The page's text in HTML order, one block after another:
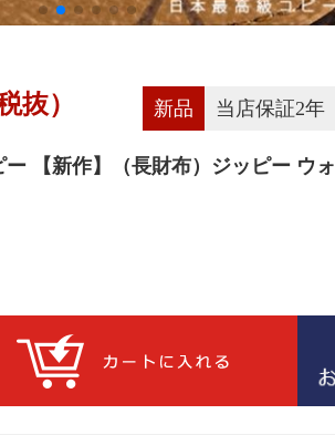
抜） 新品 当店保証2年
【新作】（長財布）ジッピー ウ